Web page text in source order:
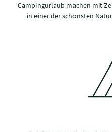
Campingurlaub machen mit
in einer der schönsten